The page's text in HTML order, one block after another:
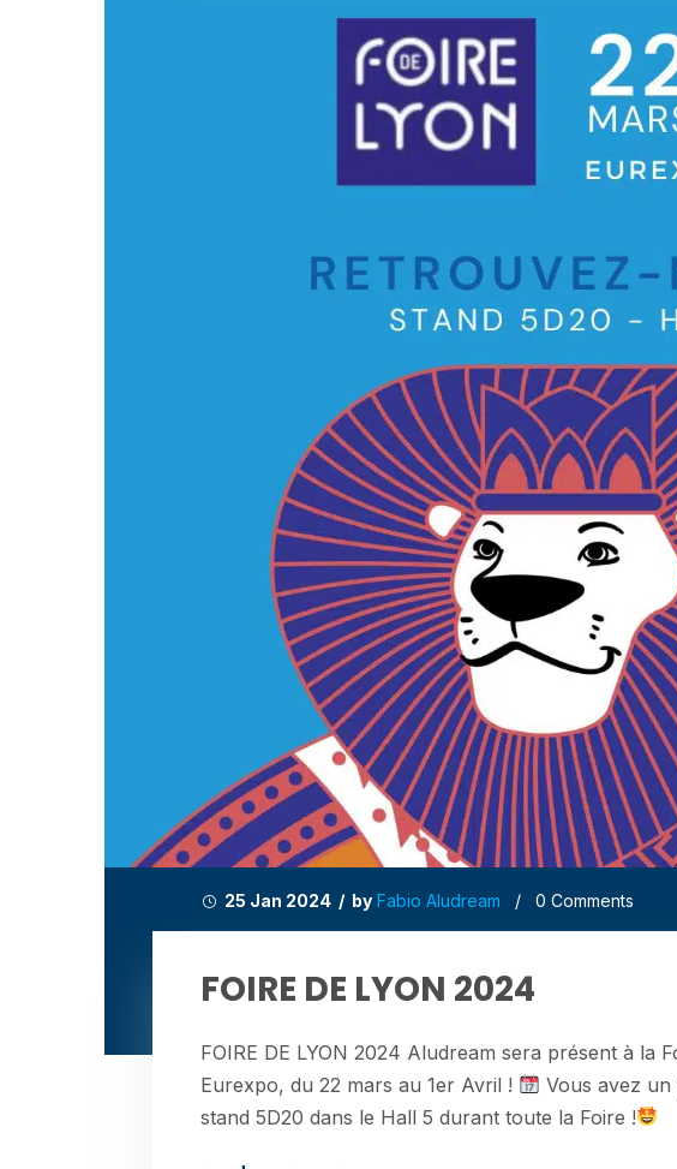
25 Jan 2024 / by Fabio Aludream / 0 Comments
FOIRE DE LYON 2024
FOIRE DE LYON 2024 Aludream sera présent à la
Eurexpo, du 22 mars au 1er Avril !
Vous avez
stand 5D20 dans le Hall 5 durant toute la Foire !